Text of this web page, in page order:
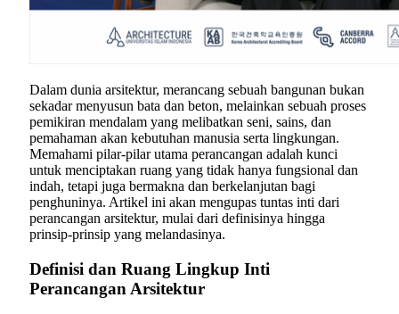
Dalam dunia arsitektur, merancang sebuah bangunan bukan
sekadar menyusun bata dan beton, melainkan sebuah proses
pemikiran mendalam yang melibatkan seni, sains, dan
pemahaman akan kebutuhan manusia serta lingkungan.
Memahami pilar-pilar utama perancangan adalah kunci
untuk menciptakan ruang yang tidak hanya fungsional dan
indah, tetapi juga bermakna dan berkelanjutan bagi
penghuninya. Artikel ini akan mengupas tuntas inti dari
perancangan arsitektur, mulai dari definisinya hingga
prinsip-prinsip yang melandasinya.
Definisi dan Ruang Lingkup Inti
Perancangan Arsitektur